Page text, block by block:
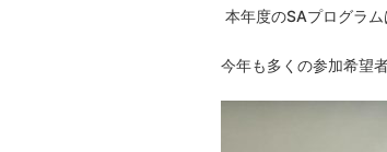
本年度のSAプログラム
今年も多くの参加希望